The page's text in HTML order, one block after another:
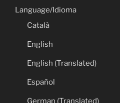
Language/Idioma
Català
English
English (Translated)
Español
German (Translated)